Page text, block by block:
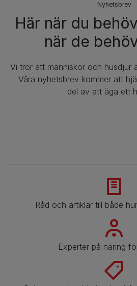
Nyhetsbrev​
Här när du
när de
Vi tror att människor och husdjur
Våra nyhetsbrev kommer att
del av att äga ett
Råd och artiklar till både
Experter på näring